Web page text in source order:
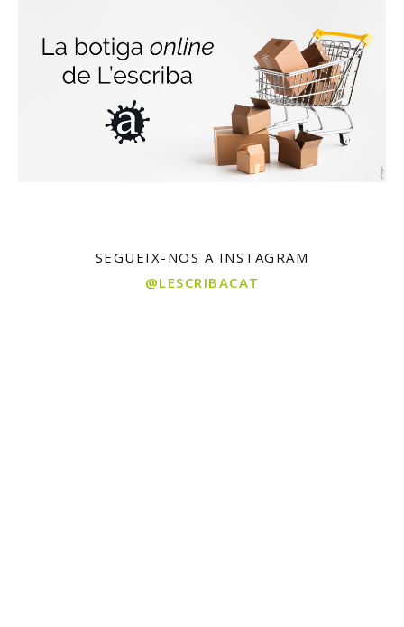
SEGUEIX-NOS A INSTAGRAM
@LESCRIBACAT